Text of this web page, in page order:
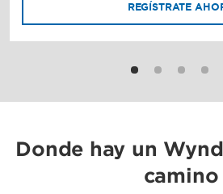
REGÍSTRATE
Donde hay un
camino